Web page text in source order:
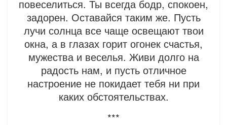
повеселиться. Ты всегда бодр, спокоен,
задорен. Оставайся таким же. Пусть
лучи солнца все чаще освещают твои
окна, а в глазах горит огонек счастья,
мужества и веселья. Живи долго на
радость нам, и пусть отличное
настроение не покидает тебя ни при
каких обстоятельствах.
***